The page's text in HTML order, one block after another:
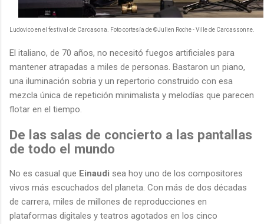
Ludovico en el festival de Carcasona. Foto cortesía de ©Julien Roche - Ville de Carcassonne.
El italiano, de 70 años, no necesitó fuegos artificiales para
mantener atrapadas a miles de personas. Bastaron un piano,
una iluminación sobria y un repertorio construido con esa
mezcla única de repetición minimalista y melodías que parecen
flotar en el tiempo.
De las salas de concierto a las pantallas
de todo el mundo
No es casual que Einaudi sea hoy uno de los compositores
vivos más escuchados del planeta. Con más de dos décadas
de carrera, miles de millones de reproducciones en
plataformas digitales y teatros agotados en los cinco